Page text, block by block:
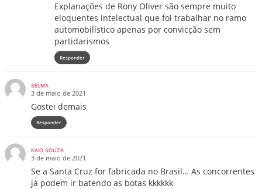
Explanações de Rony Oliver são sempre muito
eloquentes intelectual que foi trabalhar no ramo
automobilístico apenas por convicção sem
partidarismos
Responder
SELMA
3 de maio de 2021
Gostei demais
Responder
KAIO SOUZA
3 de maio de 2021
Se a Santa Cruz for fabricada no Brasil… As concorrentes
já podem ir batendo as botas kkkkkk